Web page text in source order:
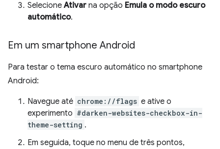
SelecioneAtivar na opção Emula o modo escuro
automático.
Em um smartphone Android
Para testar o tema escuro automático no smartphone
Android:
Navegue até chrome://flags e ative o
experimento #darken-websites-checkbox-in-
theme-setting .
Em seguida, toque no menu de três pontos,